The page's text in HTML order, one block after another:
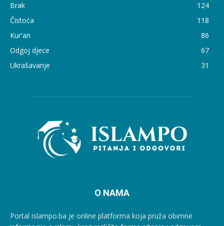
Brak
124
Čistoća
118
Kur'an
86
Odgoj djece
67
Ukrašavanje
31
O NAMA
Portal islampo.ba je online platforma koja pruža obimne